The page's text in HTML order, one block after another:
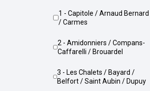
1 - Capitole / Arnaud Bernard
/ Carmes
2 - Amidonniers / Compans-
Caffarelli / Brouardel
3 - Les Chalets / Bayard /
Belfort / Saint Aubin / Dupuy